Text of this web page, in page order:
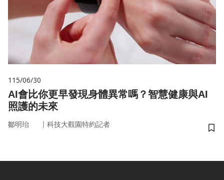
115/06/30
AI會比你更早發現身體異常嗎？智慧健康與AI
照護的未來
鄒明珆 ｜ 科技大觀園特約記者
儲